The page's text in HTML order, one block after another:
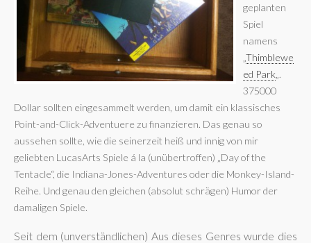
geplanten
Spiel
namens
Thimblewe
ed Park „.
375000
Dollar sollten eingesammelt werden, um damit ein klassisches
Point-and-Click-Adventuere zu finanzieren. Das genau so
aussehen sollte, wie die seinerzeit heiß und innig von mir
geliebten LucasArts Spiele á la (unübertroffen) „Day of the
Tentacle“, die Indiana-Jones-Adventures oder die Monkey-Island-
Reihe. Und genau den gleichen (absolut schrägen) Humor der
damaligen Spiele.
Seit dem (unverständlichen) Aus dieses Genres wurde dies